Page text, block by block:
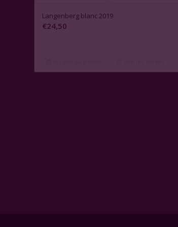
Langenberg blanc 2019
€24,50